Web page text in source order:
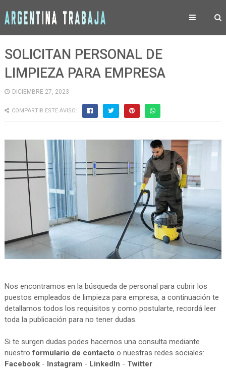
SOLICITAN PERSONAL DE
LIMPIEZA PARA EMPRESA
DICIEMBRE 27, 2023
COMPARTIR ESTE AVISO:
Nos encontramos en la búsqueda de personal para cubrir los
puestos empleados de limpieza para empresa, a continuación te
detallamos todos los requisitos y como postularte, recordá leer
toda la publicación para no tener dudas.
Si te surgen dudas podes hacernos una consulta mediante
nuestroformulario de contacto o nuestras redes sociales:
Facebook- Instagram - LinkedIn - Twitter